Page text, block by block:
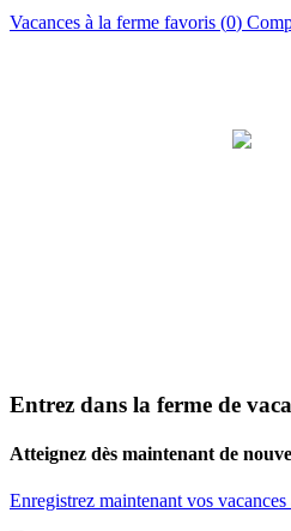
Vacances à la ferme favoris (0)
Entrez dans la ferme de
Atteignez dès maintenant de
Enregistrez maintenant vos